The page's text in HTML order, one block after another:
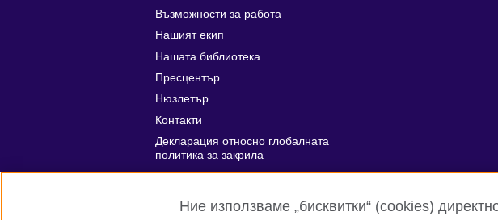
Възможности за работа
Нашият екип
Нашата библиотека
Пресцентър
Нюзлетър
Контакти
Декларация относно глобалната
политика за закрила
Affiliate marketing
Ние използваме „бисквитки“ (cookies)